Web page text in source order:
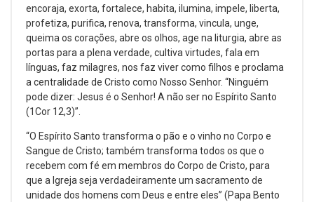
encoraja, exorta, fortalece, habita, ilumina, impele, liberta,
profetiza, purifica, renova, transforma, vincula, unge,
queima os corações, abre os olhos, age na liturgia, abre as
portas para a plena verdade, cultiva virtudes, fala em
línguas, faz milagres, nos faz viver como filhos e proclama
a centralidade de Cristo como Nosso Senhor. “Ninguém
pode dizer: Jesus é o Senhor! A não ser no Espírito Santo
(1Cor 12,3)”.
“O Espírito Santo transforma o pão e o vinho no Corpo e
Sangue de Cristo; também transforma todos os que o
recebem com fé em membros do Corpo de Cristo, para
que a Igreja seja verdadeiramente um sacramento de
unidade dos homens com Deus e entre eles” (Papa Bento